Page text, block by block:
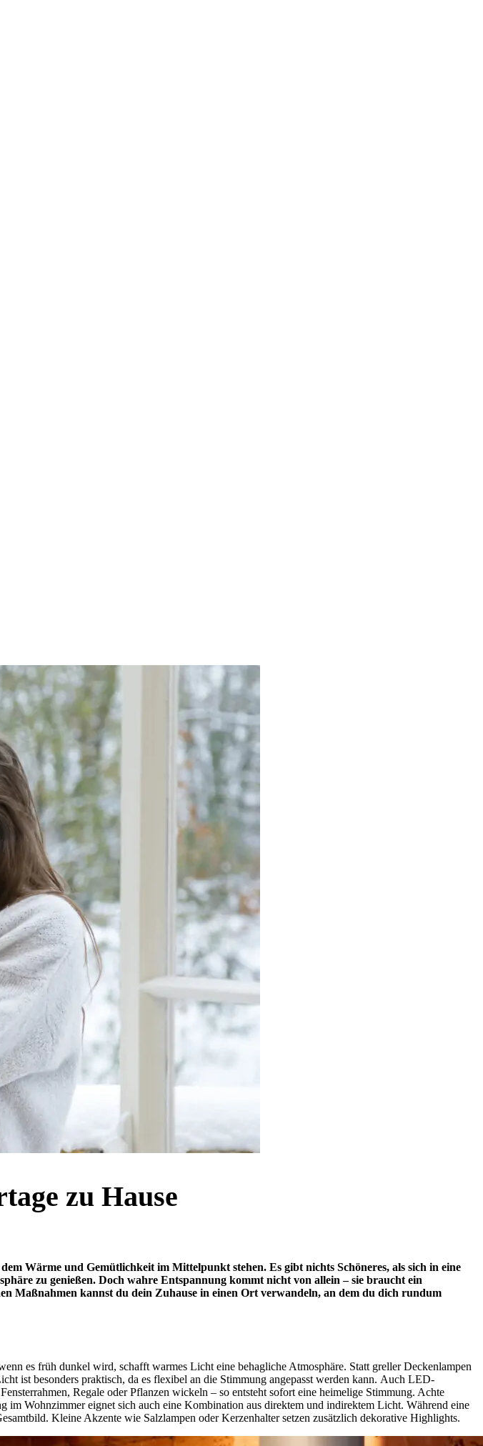
zu Hause
Wärme und Gemütlichkeit im Mittelpunkt stehen. Es gibt nichts Schöneres, als sich in eine
zu genießen. Doch wahre Entspannung kommt nicht von allein – sie braucht ein
Maßnahmen kannst du dein Zuhause in einen Ort verwandeln, an dem du dich rundum
es früh dunkel wird, schafft warmes Licht eine behagliche Atmosphäre. Statt greller Deckenlampen
ist besonders praktisch, da es flexibel an die Stimmung angepasst werden kann. Auch LED-
Regale oder Pflanzen wickeln – so entsteht sofort eine heimelige Stimmung. Achte
Wohnzimmer eignet sich auch eine Kombination aus direktem und indirektem Licht. Während eine
Kleine Akzente wie Salzlampen oder Kerzenhalter setzen zusätzlich dekorative Highlights.